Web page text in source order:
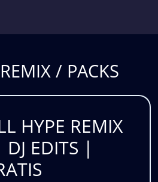
/ PACKS
HYPE REMIX
EDITS |